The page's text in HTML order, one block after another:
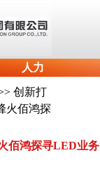
人力
创新打
火佰鸿探
佰鸿探寻LED业务